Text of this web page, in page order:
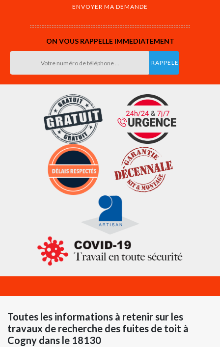
ON VOUS RAPPELLE IMMEDIATEMENT
Toutes les informations à retenir sur les
travaux de recherche des fuites de toit à
Cogny dans le 18130